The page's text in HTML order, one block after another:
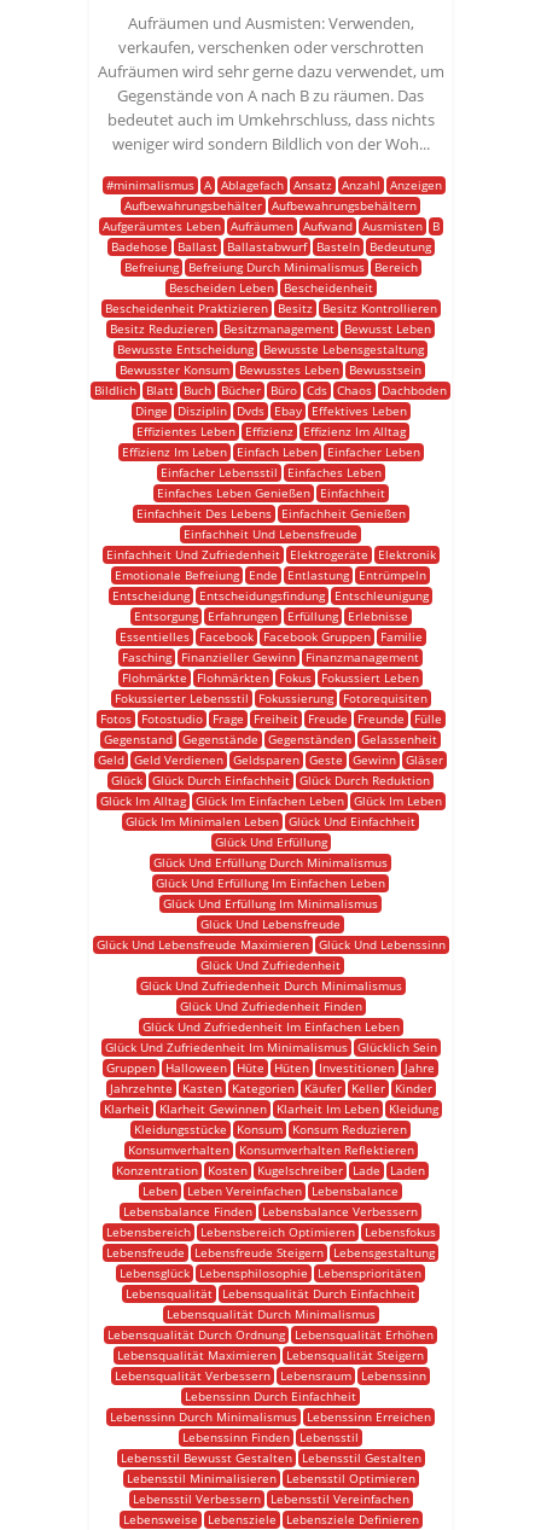
Aufräumen und Ausmisten: Verwenden,
verkaufen, verschenken oder verschrotten
Aufräumen wird sehr gerne dazu verwendet, um
Gegenstände von A nach B zu räumen. Das
bedeutet auch im Umkehrschluss, dass nichts
weniger wird sondern Bildlich von der Woh...
#minimalismus A Ablagefach Ansatz Anzahl
Anzeigen
Aufbewahrungsbehälter Aufbewahrungsbehältern
Aufgeräumtes Leben
Aufräumen Aufwand Ausmisten
B
Badehose
Ballast Ballastabwurf Basteln
Bedeutung
Befreiung
Befreiung Durch Minimalismus
Bereich
Bescheiden Leben
Bescheidenheit
Bescheidenheit Praktizieren
Besitz
Besitz Kontrollieren
Besitz Reduzieren
Besitzmanagement
Bewusst Leben
Bewusste Entscheidung
Bewusste Lebensgestaltung
Bewusster Konsum
Bewusstes Leben
Bewusstsein
Bildlich
Blatt Buch Bücher Büro Cds Chaos
Dachboden
Dinge
Disziplin Dvds Ebay
Effektives Leben
Effizientes Leben
Effizienz
Effizienz Im Alltag
Effizienz Im Leben
Einfach Leben
Einfacher Leben
Einfacher Lebensstil
Einfaches Leben
Einfaches Leben Genießen
Einfachheit
Einfachheit Des Lebens
Einfachheit Genießen
Einfachheit Und Lebensfreude
Einfachheit Und Zufriedenheit
Elektrogeräte
Elektronik
Emotionale Befreiung
Ende Entlastung
Entrümpeln
Entscheidung
Entscheidungsfindung
Entschleunigung
Entsorgung
Erfahrungen Erfüllung
Erlebnisse
Essentielles
Facebook Facebook Gruppen
Familie
Fasching
Finanzieller Gewinn
Finanzmanagement
Flohmärkte
Flohmärkten Fokus
Fokussiert Leben
Fokussierter Lebensstil
Fokussierung
Fotorequisiten
Fotos
Fotostudio Frage Freiheit Freude Freunde
Fülle
Gegenstand Gegenstände Gegenständen Gelassenheit
Geld Geld Verdienen Geldsparen Geste Gewinn Gläser
Glück Glück Durch Einfachheit Glück Durch Reduktion
Glück Im Alltag
Glück Im Einfachen Leben
Glück Im Leben
Glück Im Minimalen Leben Glück Und Einfachheit
Glück Und Erfüllung
Glück Und Erfüllung Durch Minimalismus
Glück Und Erfüllung Im Einfachen Leben
Glück Und Erfüllung Im Minimalismus
Glück Und Lebensfreude
Glück Und Lebensfreude Maximieren
Glück Und Lebenssinn
Glück Und Zufriedenheit
Glück Und Zufriedenheit Durch Minimalismus
Glück Und Zufriedenheit Finden
Glück Und Zufriedenheit Im Einfachen Leben
Glück Und Zufriedenheit Im Minimalismus
Glücklich Sein
Gruppen
Halloween Hüte Hüten Investitionen
Jahre
Jahrzehnte
Kasten Kategorien Käufer Keller
Kinder
Klarheit
Klarheit Gewinnen Klarheit Im Leben
Kleidung
Kleidungsstücke
Konsum
Konsum Reduzieren
Konsumverhalten
Konsumverhalten Reflektieren
Konzentration
Kosten Kugelschreiber Lade
Laden
Leben
Leben Vereinfachen
Lebensbalance
Lebensbalance Finden
Lebensbalance Verbessern
Lebensbereich
Lebensbereich Optimieren
Lebensfokus
Lebensfreude
Lebensfreude Steigern
Lebensgestaltung
Lebensglück
Lebensphilosophie
Lebensprioritäten
Lebensqualität
Lebensqualität Durch Einfachheit
Lebensqualität Durch Minimalismus
Lebensqualität Durch Ordnung
Lebensqualität Erhöhen
Lebensqualität Maximieren
Lebensqualität Steigern
Lebensqualität Verbessern
Lebensraum
Lebenssinn
Lebenssinn Durch Einfachheit
Lebenssinn Durch Minimalismus
Lebenssinn Erreichen
Lebenssinn Finden
Lebensstil
Lebensstil Bewusst Gestalten
Lebensstil Gestalten
Lebensstil Minimalisieren
Lebensstil Optimieren
Lebensstil Verbessern
Lebensstil Vereinfachen
Lebensweise
Lebensziele
Lebensziele Definieren